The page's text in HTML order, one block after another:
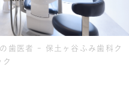
歯医者 - 保土ヶ谷ふみ歯科ク
ク